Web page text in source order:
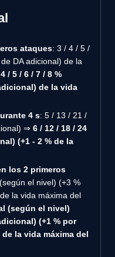
ataques: 3 / 4 / 5 /
DA adicional) de la
/ 5 / 6 / 7 / 8 %
de la vida
4 s: 5 / 13 / 21 /
⇒ 6 / 12 / 18 / 24
(+1 - 2 % de la
los 2 primeros
el nivel) (+3 %
la vida máxima del
(según el nivel)
(+1 % por
la vida máxima del